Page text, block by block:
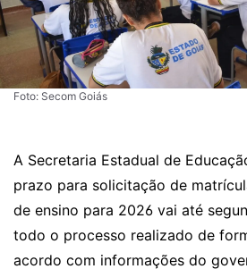
Foto: Secom Goiás
A Secretaria Estadual de
prazo para solicitação de
de ensino para 2026 vai até
todo o processo realizado de
acordo com informações do